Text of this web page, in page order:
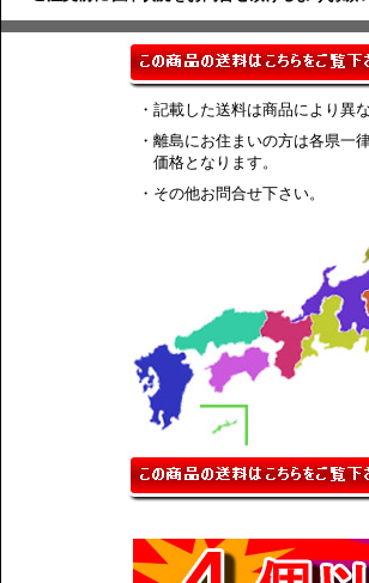
・記載した送料は商品により異
・離島にお住まいの方は各県一
価格となります。
・その他お問合せ下さい。